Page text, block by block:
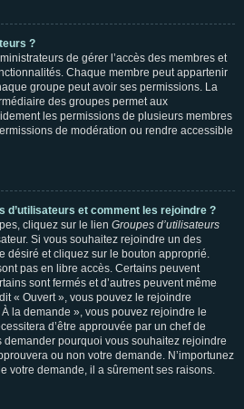
?
de gérer l’accès des membres et
Chaque membre peut appartenir
groupe peut avoir ses permissions. La
des groupes permet aux
les permissions de plusieurs membres
de modération ou rendre accessible
d’utilisateurs et comment les rejoindre ?
cliquez sur le lien Groupes d’utilisateurs
Si vous souhaitez rejoindre un des
désiré et cliquez sur le bouton approprié.
pas en libre accès. Certains peuvent
sont fermés et d’autres peuvent même
« Ouvert », vous pouvez le rejoindre
la demande », vous pouvez rejoindre le
d’être approuvée par un chef de
pourquoi vous souhaitez rejoindre
ou non votre demande. N’importunez
votre demande, il a sûrement ses raisons.